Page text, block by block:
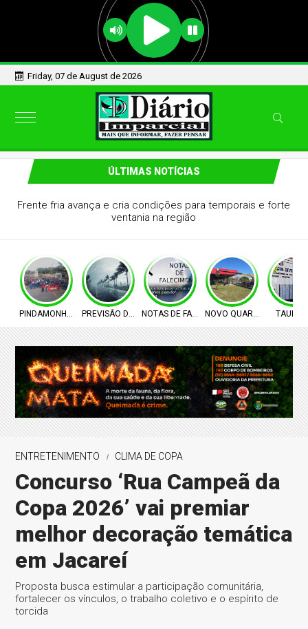
Friday, 07 de August de 2026
ÚLTIMAS NOTÍCIAS
Frente fria avança e cria condições para temporais e forte
ventania na região
PINDAMONHANGABAPREVISÃO DO TEMPONOTAS DE FALECIMENTO
NOVO QUARTEL
ENTRETENIMENTO CLIMA DE COPA
Concurso ‘Rua Campeã da
Copa 2026’ vai premiar
melhor decoração temática
em Jacareí
Proposta busca estimular a participação comunitária,
fortalecer os vínculos, o trabalho coletivo e o espírito de
torcida